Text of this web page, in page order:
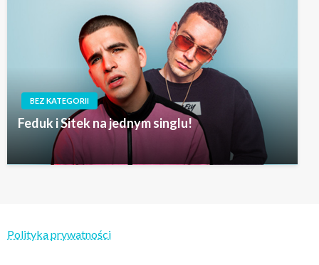
BEZ KATEGORII
Feduk i Sitek na jednym singlu!
Polityka prywatności